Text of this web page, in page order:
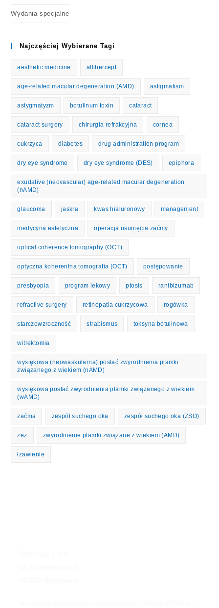
Wydania specjalne
Najczęściej Wybierane Tagi
aesthetic medicine aflibercept
age-related macular degeneration (AMD) astigmatism
astygmatyzm botulinum toxin cataract
cataract surgery chirurgia refrakcyjna cornea
cukrzyca diabetes drug administration program
dry eye syndrome dry eye syndrome (DES) epiphora
exudative (neovascular) age-related macular degeneration
(nAMD)
glaucoma jaskra kwas hialuronowy management
medycyna estetyczna operacja usunięcia zaćmy
optical coherence tomography (OCT)
optyczna koherentna tomografia (OCT) postępowanie
presbyopia program lekowy ptosis ranibizumab
refractive surgery retinopatia cukrzycowa rogówka
starczowzroczność strabismus toksyna botulinowa
witrektomia
wysiękowa (neowaskularna) postać zwyrodnienia plamki
związanego z wiekiem (nAMD)
wysiękowa postać zwyrodnienia plamki związanego z wiekiem
(wAMD)
zaćma zespół suchego oka zespół suchego oka (ZSO)
zez zwyrodnienie plamki związane z wiekiem (AMD)
łzawienie